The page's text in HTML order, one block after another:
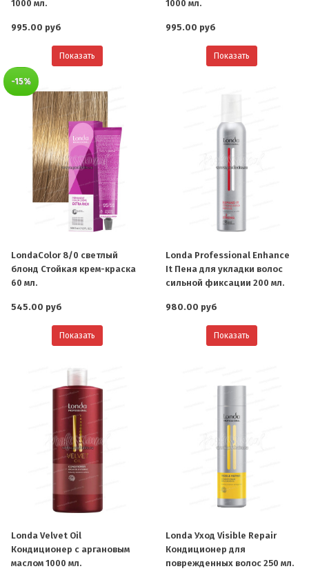
1000 мл.
995.00 руб
Показать
1000 мл.
995.00 руб
Показать
-15%
LondaColor 8/0 светлый
блонд Стойкая крем-краска
60 мл.
545.00 руб
Показать
Londa Professional Enhance
It Пена для укладки волос
сильной фиксации 200 мл.
980.00 руб
Показать
Londa Velvet Oil
Кондиционер с аргановым
маслом 1000 мл.
Londa Уход Visible Repair
Кондиционер для
поврежденных волос 250 мл.